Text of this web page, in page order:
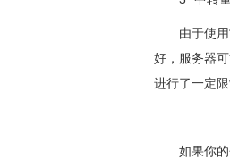
由于使
好，服务器
进行了一定
如果你